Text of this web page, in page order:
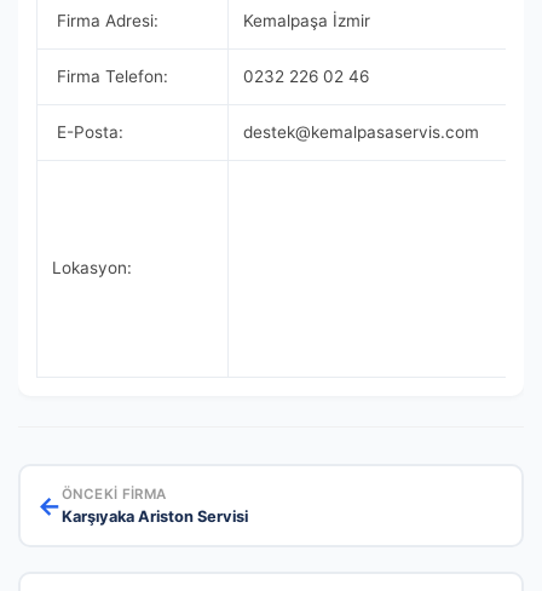
Firma Adresi: Kemalpaşa İzmir
Firma Telefon: 0232 226 02 46
E-Posta: destek@kemalpasaservis.com
Lokasyon:
←ÖNCEKI FIRMA
Karşıyaka Ariston Servisi